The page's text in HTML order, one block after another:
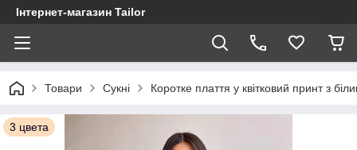
Інтернет-магазин Tailor
Товари Сукні Коротке плаття у квітковий принт з
3 цвета